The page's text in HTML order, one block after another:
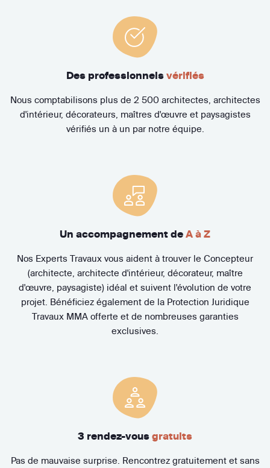
Des professionnels vérifiés
Nous comptabilisons plus de 2 500 architectes, architectes
d'intérieur, décorateurs, maîtres d'œuvre et paysagistes
vérifiés un à un par notre équipe.
Un accompagnement de A à Z
Nos Experts Travaux vous aident à trouver le Concepteur
(architecte, architecte d'intérieur, décorateur, maître
d'œuvre, paysagiste) idéal et suivent l'évolution de votre
projet. Bénéficiez également de la Protection Juridique
Travaux MMA offerte et de nombreuses garanties
exclusives.
3 rendez-vous gratuits
Pas de mauvaise surprise. Rencontrez gratuitement et sans